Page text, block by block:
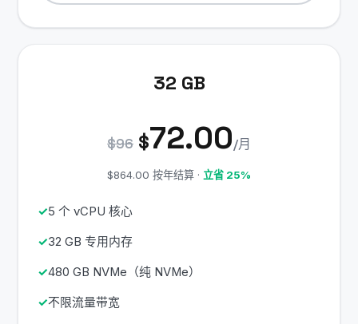
32 GB
$96 $72.00/月
$864.00 按年结算 · 立省 25%
5 个 vCPU 核心
32 GB 专用内存
480 GB NVMe（纯 NVMe）
不限流量带宽